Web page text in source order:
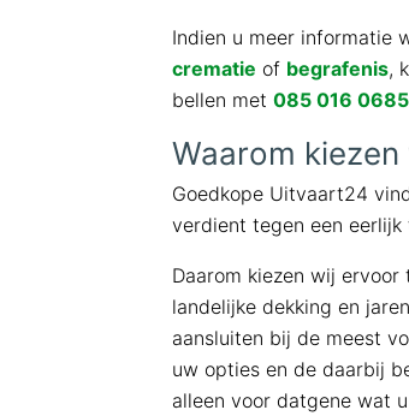
Indien u meer informatie
crematie of begrafenis,
bellen met 085 016 0685
Waarom
Goedkope Uitvaart24
verdient tegen een eerlijk
Daarom kiezen wij ervoor
landelijke dekking en
aansluiten bij de meest
uw opties en de daarbij
alleen voor datgene wat